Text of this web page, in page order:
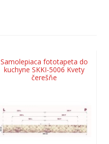
Samolepiaca fototapeta do
kuchyne SKKI-5006 Kvety
čerešňe